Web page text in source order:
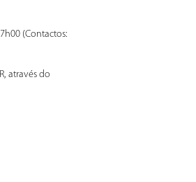
(Contactos:
através do